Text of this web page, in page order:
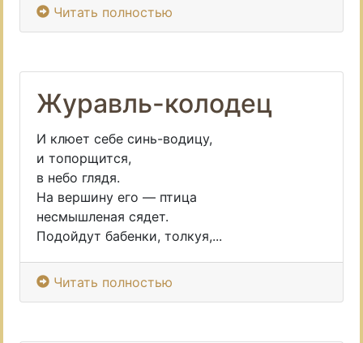
Читать полностью
Журавль-колодец
И клюет себе синь-водицу,
и топорщится,
в небо глядя.
На вершину его — птица
несмышленая сядет.
Подойдут бабенки, толкуя,...
Читать полностью